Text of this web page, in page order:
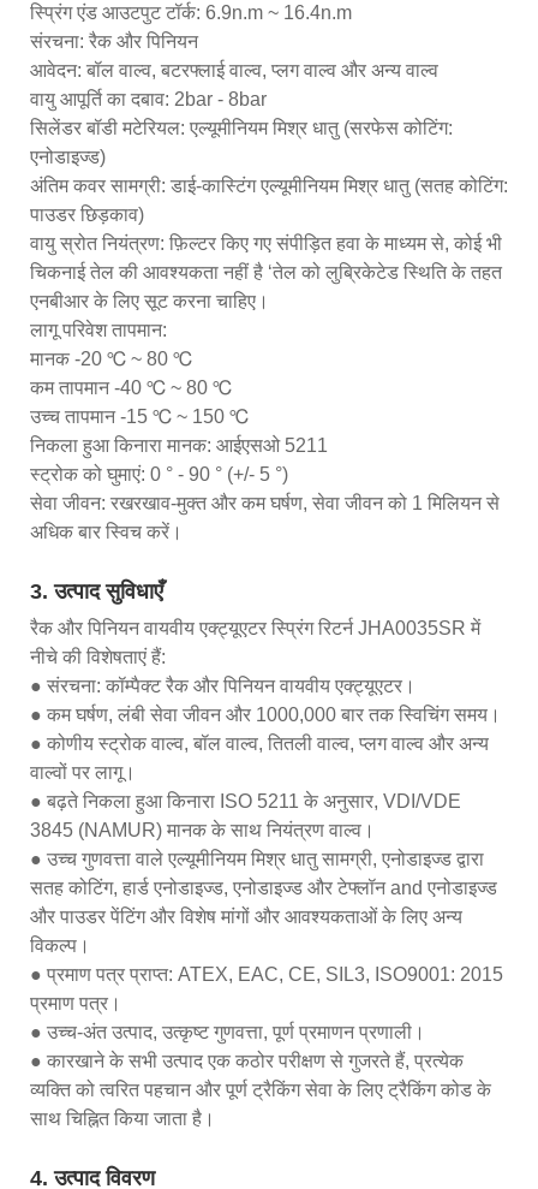
स्प्रिंग एंड आउटपुट टॉर्क: 6.9n.m ~ 16.4n.m
संरचना: रैक और पिनियन
आवेदन: बॉल वाल्व, बटरफ्लाई वाल्व, प्लग वाल्व और अन्य वाल्व
वायु आपूर्ति का दबाव: 2bar - 8bar
सिलेंडर बॉडी मटेरियल: एल्यूमीनियम मिश्र धातु (सरफेस कोटिंग:
एनोडाइज्ड)
अंतिम कवर सामग्री: डाई-कास्टिंग एल्यूमीनियम मिश्र धातु (सतह कोटिंग:
पाउडर छिड़काव)
वायु स्रोत नियंत्रण: फ़िल्टर किए गए संपीड़ित हवा के माध्यम से, कोई भी
चिकनाई तेल की आवश्यकता नहीं है ‘तेल को लुब्रिकेटेड स्थिति के तहत
एनबीआर के लिए सूट करना चाहिए।
लागू परिवेश तापमान:
मानक -20 ℃ ~ 80 ℃
कम तापमान -40 ℃ ~ 80 ℃
उच्च तापमान -15 ℃ ~ 150 ℃
निकला हुआ किनारा मानक: आईएसओ 5211
स्ट्रोक को घुमाएं: 0 ° - 90 ° (+/- 5 °)
सेवा जीवन: रखरखाव-मुक्त और कम घर्षण, सेवा जीवन को 1 मिलियन से
अधिक बार स्विच करें।
3. उत्पाद सुविधाएँ
रैक और पिनियन वायवीय एक्ट्यूएटर स्प्रिंग रिटर्न JHA0035SR में
नीचे की विशेषताएं हैं:
● संरचना: कॉम्पैक्ट रैक और पिनियन वायवीय एक्ट्यूएटर।
● कम घर्षण, लंबी सेवा जीवन और 1000,000 बार तक स्विचिंग समय।
● कोणीय स्ट्रोक वाल्व, बॉल वाल्व, तितली वाल्व, प्लग वाल्व और अन्य
वाल्वों पर लागू।
● बढ़ते निकला हुआ किनारा ISO 5211 के अनुसार, VDI/VDE
3845 (NAMUR) मानक के साथ नियंत्रण वाल्व।
● उच्च गुणवत्ता वाले एल्यूमीनियम मिश्र धातु सामग्री, एनोडाइज्ड द्वारा
सतह कोटिंग, हार्ड एनोडाइज्ड, एनोडाइज्ड और टेफ्लॉन and एनोडाइज्ड
और पाउडर पेंटिंग और विशेष मांगों और आवश्यकताओं के लिए अन्य
विकल्प।
● प्रमाण पत्र प्राप्त: ATEX, EAC, CE, SIL3, ISO9001: 2015
प्रमाण पत्र।
● उच्च-अंत उत्पाद, उत्कृष्ट गुणवत्ता, पूर्ण प्रमाणन प्रणाली।
● कारखाने के सभी उत्पाद एक कठोर परीक्षण से गुजरते हैं, प्रत्येक
व्यक्ति को त्वरित पहचान और पूर्ण ट्रैकिंग सेवा के लिए ट्रैकिंग कोड के
साथ चिह्नित किया जाता है।
4. उत्पाद विवरण